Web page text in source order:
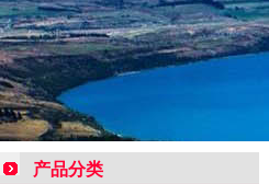
产品分类